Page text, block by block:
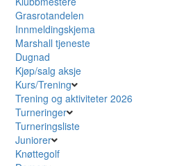
Grasrotandelen
Innmeldingskjema
Marshall tjeneste
Dugnad
Kjøp/salg aksje
Kurs/Trening
Trening og aktiviteter 2026
Turneringer
Turneringsliste
Juniorer
Knøttegolf